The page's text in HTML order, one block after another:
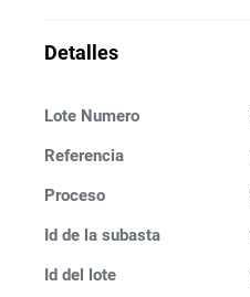
Detalles
Lote Numero
Referencia
Proceso
Id de la subasta
Id del lote